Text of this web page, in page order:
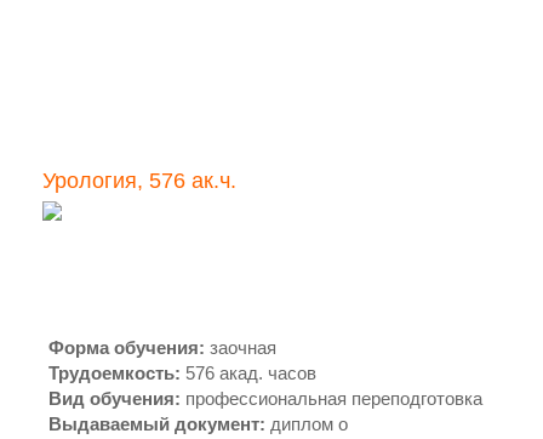
Урология, 576 ак.ч.
Форма обучения: заочная
Трудоемкость: 576 акад. часов
Вид обучения: профессиональная переподготовка
Выдаваемый документ: диплом о